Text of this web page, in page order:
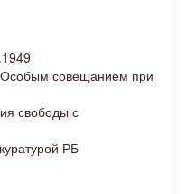
совещанием при
свободы с
РБ